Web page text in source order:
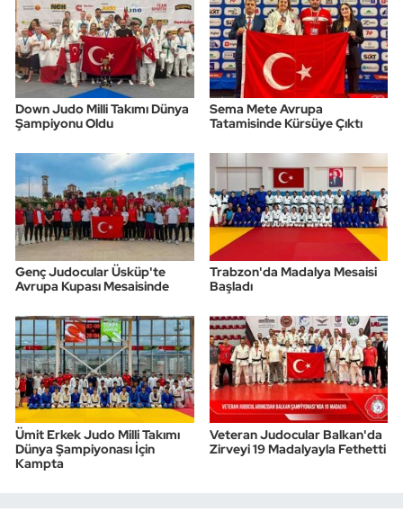
Down Judo Milli Takımı Dünya
Şampiyonu Oldu
Sema Mete Avrupa
Tatamisinde Kürsüye Çıktı
Genç Judocular Üsküp'te
Avrupa Kupası Mesaisinde
Trabzon'da Madalya Mesaisi
Başladı
Ümit Erkek Judo Milli Takımı
Dünya Şampiyonası İçin
Kampta
Veteran Judocular Balkan'da
Zirveyi 19 Madalyayla Fethetti